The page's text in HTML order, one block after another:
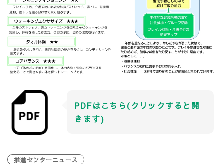
PDFはこちら(クリックすると開
きます)
推進センターニュース